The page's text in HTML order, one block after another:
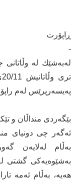
ڕاپۆرت
-
لەبەشێك لە
پەیسەرپرێس لەم
بێگەردی منداڵان و
ئەگەر چی دونیای
بەڵام لەلایەن
بەشێوەیەكی گشتی
هەیە، بەڵام ئەمە